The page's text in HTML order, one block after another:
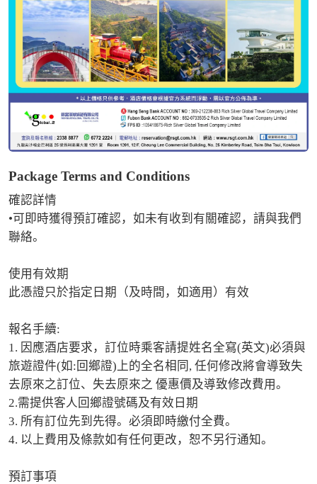
Package Terms and Conditions
確認詳情
•可即時獲得預訂確認，如未有收到有關確認，請與我們
聯絡。
使用有效期
此憑證只於指定日期（及時間，如適用）有效
報名手續:
1. 因應酒店要求，訂位時乘客請提姓名全寫(英文)必須與
旅遊證件(如:回鄉證)上的全名相同, 任何修改將會導致失
去原來之訂位、失去原來之 優惠價及導致修改費用。
2.需提供客人回鄉證號碼及有效日期
3. 所有訂位先到先得。必須即時繳付全費。
4. 以上費用及條款如有任何更改，恕不另行通知。
預訂事項